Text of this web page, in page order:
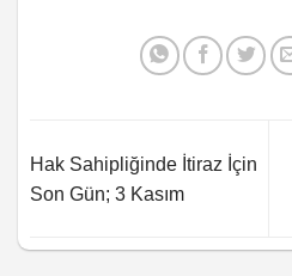
Hak Sahipliğinde İtiraz İçin
Son Gün; 3 Kasım